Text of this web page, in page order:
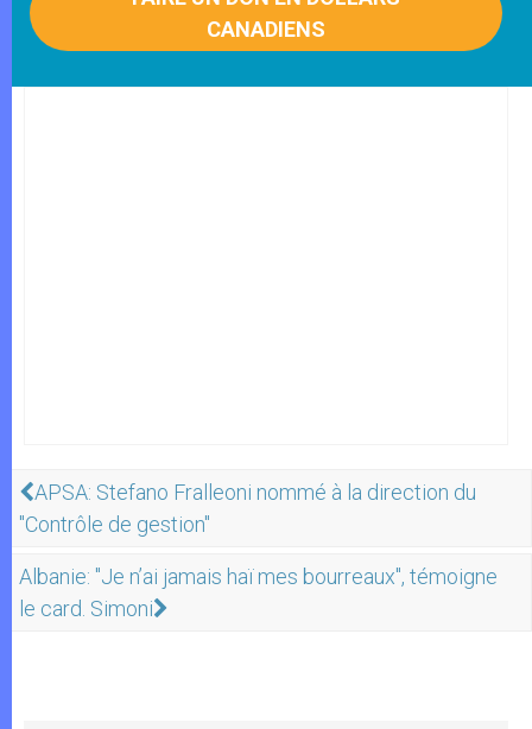
CANADIENS
APSA: Stefano Fralleoni nommé à la direction du
"Contrôle de gestion"
Albanie: "Je n’ai jamais haï mes bourreaux", témoigne
le card. Simoni